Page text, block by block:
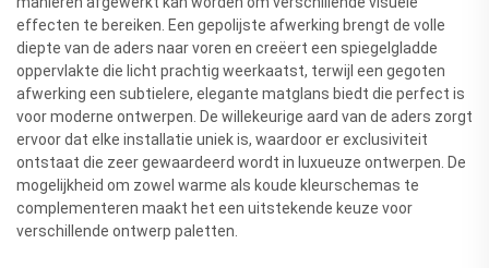
effecten te bereiken. Een gepolijste afwerking brengt de volle
diepte van de aders naar voren en creëert een spiegelgladde
oppervlakte die licht prachtig weerkaatst, terwijl een gegoten
afwerking een subtielere, elegante matglans biedt die perfect is
voor moderne ontwerpen. De willekeurige aard van de aders zorgt
ervoor dat elke installatie uniek is, waardoor er exclusiviteit
ontstaat die zeer gewaardeerd wordt in luxueuze ontwerpen. De
mogelijkheid om zowel warme als koude kleurschemas te
complementeren maakt het een uitstekende keuze voor
verschillende ontwerp paletten.